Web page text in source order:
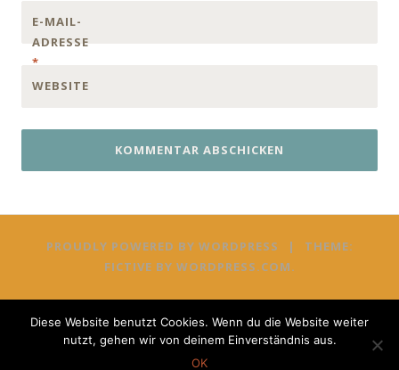
E-MAIL-
ADRESSE
*
WEBSITE
PROUDLY POWERED BY WORDPRESS |
THEME:
FICTIVE BY WORDPRESS.COM.
Diese Website benutzt Cookies. Wenn du die Website weiter
nutzt, gehen wir von deinem Einverständnis aus.
OK